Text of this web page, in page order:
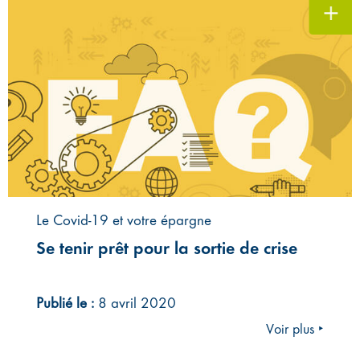
Le Covid-19 et votre épargne
Se tenir prêt pour la sortie de crise
Publié le : 8 avril 2020
Voir plus ‣